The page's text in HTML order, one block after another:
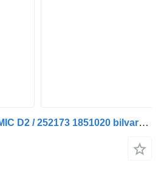
Eberspächer AIRTROMIC D2 / 252173 1851020 bilvarmer til Scania NR lastbil